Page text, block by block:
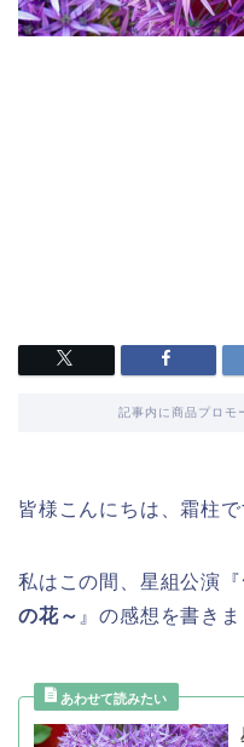
記事内に商品プロモ
皆様こんにちは、霜柱で
私はこの間、星組公演『
の花～ 』の感想を書きま